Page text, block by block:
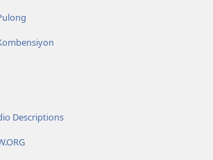
Descriptions